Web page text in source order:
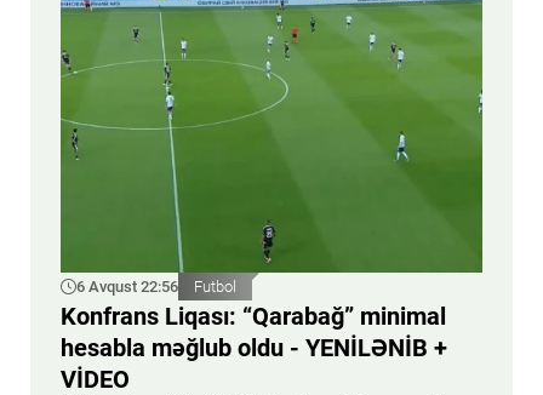
6 Avqust 22:56 Futbol
Konfrans Liqası: “Qarabağ” minimal
hesabla məğlub oldu - YENİLƏNİB +
VİDEO